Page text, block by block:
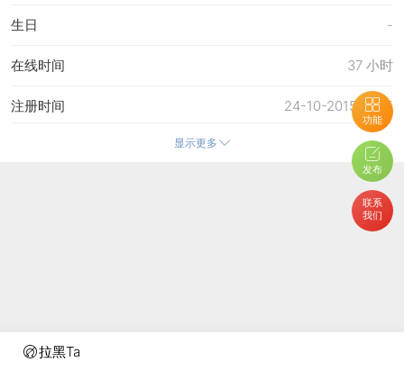
拉黑Ta
功能
发布
联系
我们
-
生日
37 小时
在线时间
24-10-2015 17:45
注册时间
6-8-2026 12:16
6-8-2026 12:16
6-8-2026 15:58
显示更多